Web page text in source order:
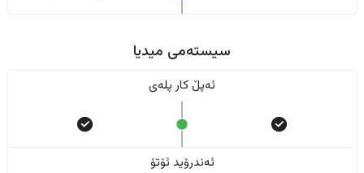
سیستەمی میدیا
ئەپڵ کار پلەی
ئەندرۆید ئۆتۆ